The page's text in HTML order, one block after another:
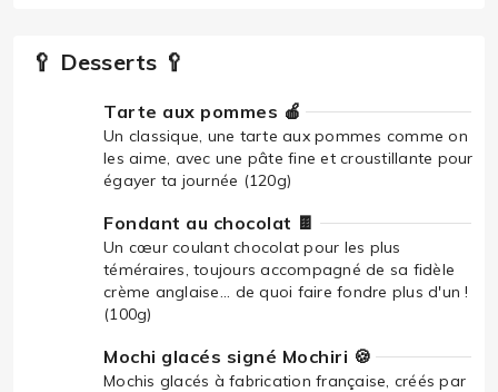
🥄 Desserts 🥄
Tarte aux pommes 🍎
Un classique, une tarte aux pommes comme on
les aime, avec une pâte fine et croustillante pour
égayer ta journée (120g)
Fondant au chocolat 🍫
Un cœur coulant chocolat pour les plus
téméraires, toujours accompagné de sa fidèle
crème anglaise... de quoi faire fondre plus d'un !
(100g)
Mochi glacés signé Mochiri 🍪
Mochis glacés à fabrication française, créés par